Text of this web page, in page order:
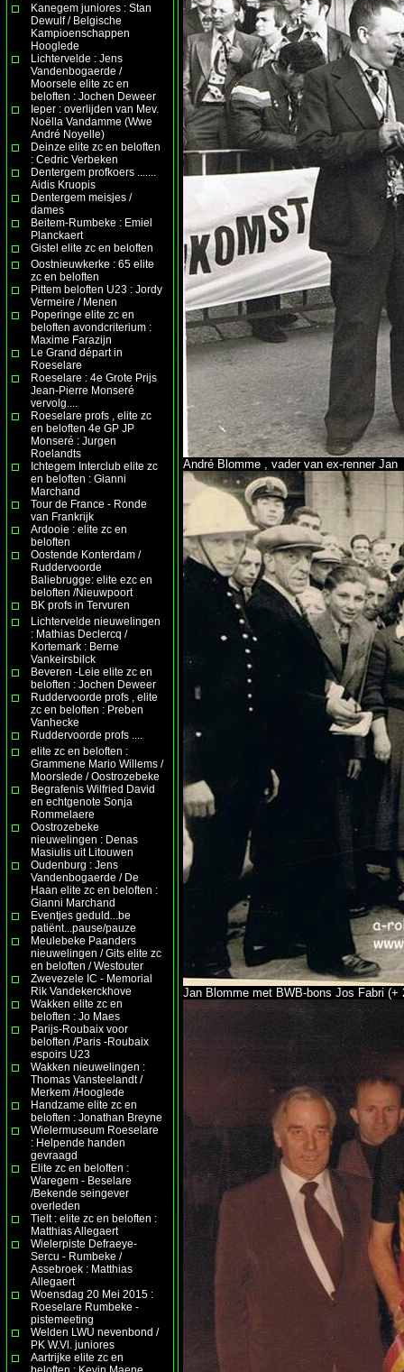
Kanegem juniores : Stan
Dewulf / Belgische
Kampioenschappen
Hooglede
Lichtervelde : Jens
Vandenbogaerde /
Moorsele elite zc en
beloften : Jochen Deweer
Ieper : overlijden van Mev.
Noëlla Vandamme (Wwe
André Noyelle)
Deinze elite zc en beloften
: Cedric Verbeken
Dentergem profkoers .......
Aidis Kruopis
Dentergem meisjes /
dames
Beitem-Rumbeke : Emiel
Planckaert
Gistel elite zc en beloften
Oostnieuwkerke : 65 elite
zc en beloften
Pittem beloften U23 : Jordy
Vermeire / Menen
Poperinge elite zc en
beloften avondcriterium :
Maxime Farazijn
Le Grand départ in
Roeselare
Roeselare : 4e Grote Prijs
Jean-Pierre Monseré
vervolg....
Roeselare profs , elite zc
en beloften 4e GP JP
Monseré : Jurgen
Roelandts
Ichtegem Interclub elite zc
en beloften : Gianni
Marchand
Tour de France - Ronde
van Frankrijk
Ardooie : elite zc en
beloften
Oostende Konterdam /
Ruddervoorde
Baliebrugge: elite ezc en
beloften /Nieuwpoort
BK profs in Tervuren
Lichtervelde nieuwelingen
: Mathias Declercq /
Kortemark : Berne
Vankeirsbilck
Beveren -Leie elite zc en
beloften : Jochen Deweer
Ruddervoorde profs , elite
zc en beloften : Preben
Vanhecke
Ruddervoorde profs ....
elite zc en beloften :
Grammene Mario Willems /
Moorslede / Oostrozebeke
Begrafenis Wilfried David
en echtgenote Sonja
Rommelaere
Oostrozebeke
nieuwelingen : Denas
Masiulis uit Litouwen
Oudenburg : Jens
Vandenbogaerde / De
Haan elite zc en beloften :
Gianni Marchand
Eventjes geduld...be
patiënt...pause/pauze
Meulebeke Paanders
nieuwelingen / Gits elite zc
en beloften / Westouter
Zwevezele IC - Memorial
Rik Vandekerckhove
Wakken elite zc en
beloften : Jo Maes
Parijs-Roubaix voor
beloften /Paris -Roubaix
espoirs U23
Wakken nieuwelingen :
Thomas Vansteelandt /
Merkem /Hooglede
Handzame elite zc en
beloften : Jonathan Breyne
Wielermuseum Roeselare
: Helpende handen
gevraagd
Elite zc en beloften :
Waregem - Beselare
/Bekende seingever
overleden
Tielt : elite zc en beloften :
Matthias Allegaert
Wielerpiste Defraeye-
Sercu - Rumbeke /
Assebroek : Matthias
Allegaert
Woensdag 20 Mei 2015 :
Roeselare Rumbeke -
pistemeeting
Welden LWU nevenbond /
PK W.Vl. juniores
Aartrijke elite zc en
André Blomme , vader van ex-renner Jan
Jan Blomme met BWB-bons Jos Fabri (+